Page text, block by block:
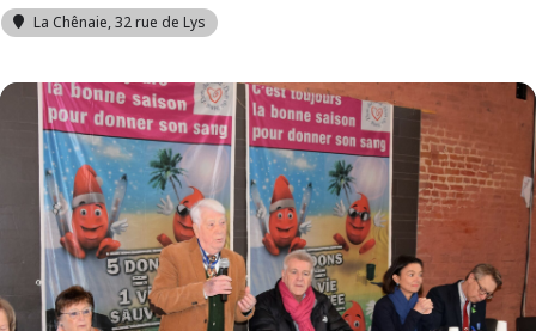
La Chênaie, 32 rue de Lys